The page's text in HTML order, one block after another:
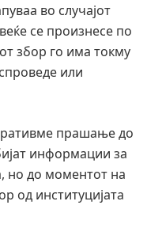
во случајот
се произнесе по
збор го има токму
или
прашање до
информации за
но до моментот на
од институцијата